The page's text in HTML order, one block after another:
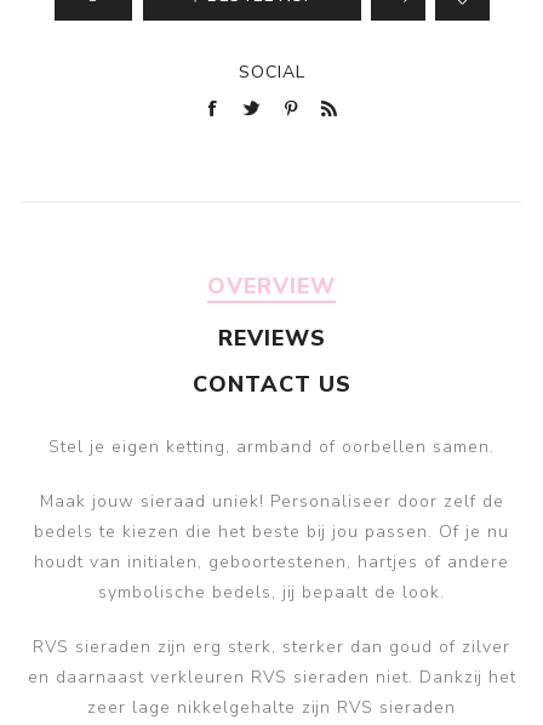
SOCIAL
OVERVIEW
REVIEWS
CONTACT US
Stel je eigen ketting, armband of oorbellen samen.
Maak jouw sieraad uniek! Personaliseer door zelf de
bedels te kiezen die het beste bij jou passen. Of je nu
houdt van initialen, geboortestenen, hartjes of andere
symbolische bedels, jij bepaalt de look.
RVS sieraden zijn erg sterk, sterker dan goud of zilver
en daarnaast verkleuren RVS sieraden niet. Dankzij het
zeer lage nikkelgehalte zijn RVS sieraden